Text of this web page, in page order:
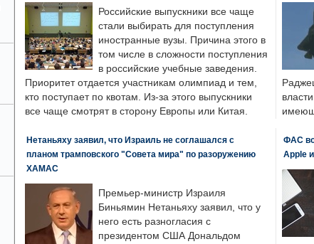
Российские выпускники все чаще
стали выбирать для поступления
иностранные вузы. Причина этого в
том числе в сложности поступления
в российские учебные заведения.
Приоритет отдается участникам олимпиад и тем,
кто поступает по квотам. Из-за этого выпускники
все чаще смотрят в сторону Европы или Китая.
Нетаньяху заявил, что Израиль не соглашался с
планом трамповского "Совета мира" по разоружению
ХАМАС
Премьер-министр Израиля
Биньямин Нетаньяху заявил, что у
него есть разногласия с
президентом США Дональдом
ФАС
Apple